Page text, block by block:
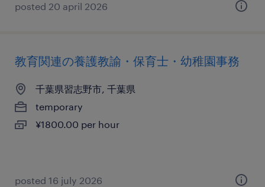
posted 20 april 2026
教育関連の養護教諭・保育士・幼稚園事務
千葉県習志野市, 千葉県
temporary
¥1800.00 per hour
posted 16 july 2026